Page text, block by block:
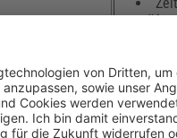
über
mitbringen
die eine
der